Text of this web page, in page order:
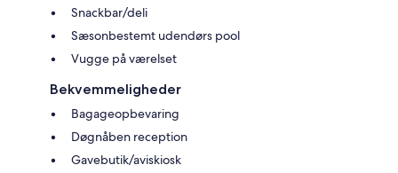
Snackbar/deli
Sæsonbestemt udendørs pool
Vugge på værelset
Bekvemmeligheder
Bagageopbevaring
Døgnåben reception
Gavebutik/aviskiosk